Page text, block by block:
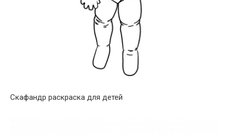
Скафандр раскраска для детей